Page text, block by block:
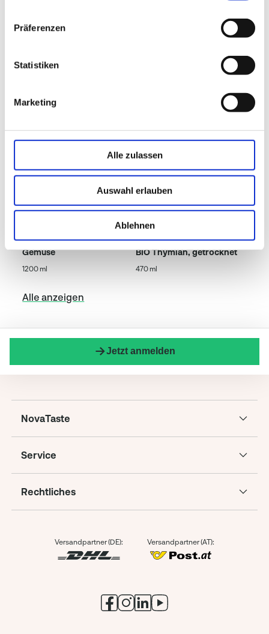
Präferenzen
Statistiken
Marketing
Alle zulassen
Auswahl erlauben
Ablehnen
Beliebte Produkte
Gemüse
1200 ml
BIO Thymian, getrocknet
470 ml
Alle anzeigen
Jetzt anmelden
NovaTaste
Service
Rechtliches
Versandpartner (DE): Versandpartner (AT):